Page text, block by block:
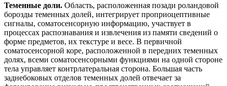
Теменные доли. Область, расположенная позади роландовой
борозды теменных долей, интегрирует проприоцептивные
сигналы, соматосенсорную информацию, участвует в
процессах распознавания и извлечения из памяти сведений о
форме предметов, их текстуре и весе. В первичной
соматосенсорной коре, расположенной в передних теменных
долях, всеми соматосенсорными функциями на одной стороне
тела управляет контрлатеральная сторона. Большая часть
заднебоковых отделов теменных долей отвечает за